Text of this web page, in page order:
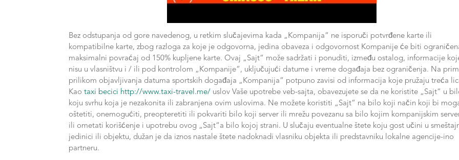
Bez odstupanja od gore navedenog, u retkim slučajevima kada „Kompanija“ ne isporuči potvrđene karte ili
kompatibilne karte, zbog razloga za koje je odgovorna, jedina obaveza i odgovornost Kompanije će biti
maksimalni povraćaj od 150% kupljene karte. Ovaj „Sajt“ može sadržati i ponuditi, između ostalog, informacije
nisu u vlasništvu i / ili pod kontrolom „Kompanije“, uključujući datume i vreme događaja bez ograničenja. Na
prilikom objavljivanja datuma sportskih događaja „Kompanija“ potpuno zavisi od informacija koje pružaju treća
Kaotaxi becici http://www.taxi-travel.me/ uslov Vaše upotrebe veb-sajta, obavezujete se da ne koristite „Sajt“ u
koju svrhu koja je nezakonita ili zabranjena ovim uslovima. Ne možete koristiti „Sajt“ na bilo koji način koji bi
oštetiti, onemogućiti, preopteretiti ili pokvariti bilo koji server ili mrežu povezanu sa bilo kojim kompanijskim
ili ometati korišćenje i upotrebu ovog „Sajt“a bilo kojoj strani. U slučaju eventualne štete koju gost učini u
jedinici ili objektu, dužan je da iznos nastale štete nadoknadi vlasniku objekta ili predstavniku lokalne agencije-ino
partneru.